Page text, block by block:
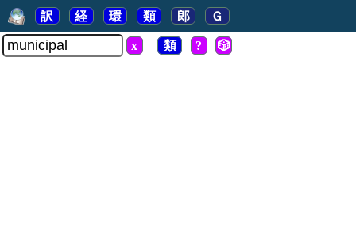
訳 経 環 類 郎 Ｇ
x 類 ? 🎲